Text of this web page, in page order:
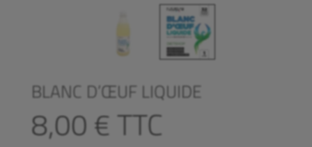
BLANC D’ŒUF LIQUIDE
8,00€ TTC